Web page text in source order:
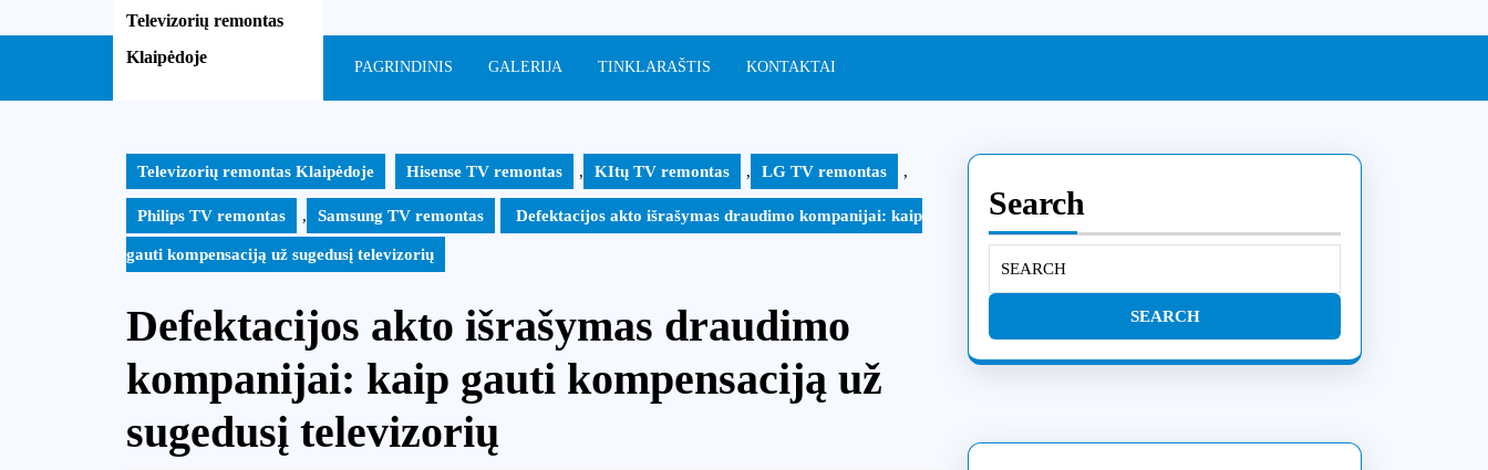
to
Televizorių remontas
Klaipėdoje
PAGRINDINIS GALERIJA TINKLARAŠTIS KONTAKTAI
Televizorių remontas Klaipėdoje Hisense TV remontas , KItų TV remontas , LG TV remontas ,
Philips TV remontas , Samsung TV remontas Defektacijos akto išrašymas draudimo kompanijai: kaip
gauti kompensaciją už sugedusį televizorių
Defektacijos akto išrašymas draudimo
kompanijai: kaip gauti kompensaciją už
sugedusį televizorių
Search
for: